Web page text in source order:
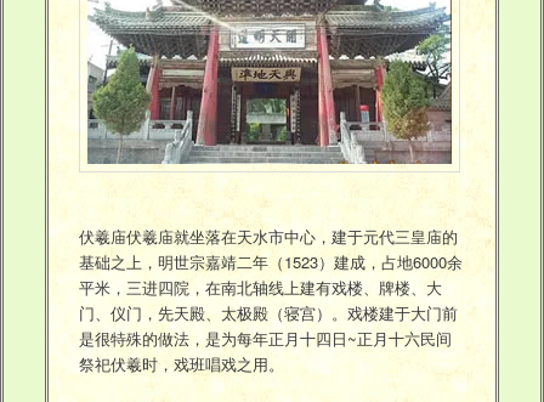
伏羲庙伏羲庙就坐落在天水市中心，建于元代三皇庙的
基础之上，明世宗嘉靖二年（1523）建成，占地6000余
平米，三进四院，在南北轴线上建有戏楼、牌楼、大
门、仪门，先天殿、太极殿（寝宫）。戏楼建于大门前
是很特殊的做法，是为每年正月十四日~正月十六民间
祭祀伏羲时，戏班唱戏之用。